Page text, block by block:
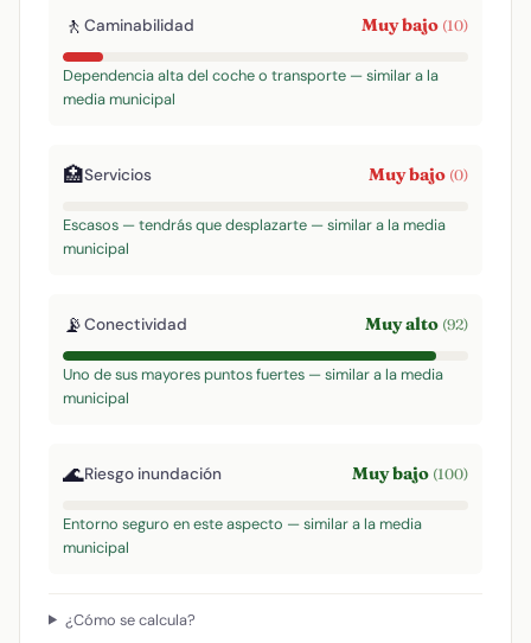
🚶 Caminabilidad Muy bajo (10)
Dependencia alta del coche o transporte — similar a la
media municipal
🏥Servicios Muy bajo (0)
Escasos — tendrás que desplazarte — similar a la media
municipal
📡Conectividad Muy alto (92)
Uno de sus mayores puntos fuertes — similar a la media
municipal
🌊Riesgo inundación Muy bajo (100)
Entorno seguro en este aspecto — similar a la media
municipal
¿Cómo se calcula?